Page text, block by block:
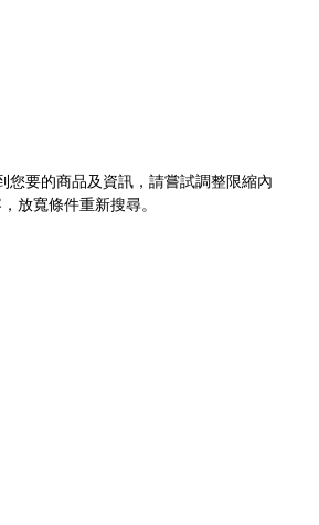
您要的商品及資訊，請嘗試調整限縮內
放寬條件重新搜尋。